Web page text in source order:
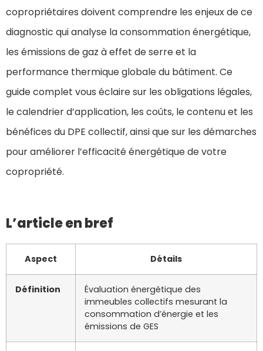
copropriétaires doivent comprendre les enjeux de ce
diagnostic qui analyse la consommation énergétique,
les émissions de gaz à effet de serre et la
performance thermique globale du bâtiment. Ce
guide complet vous éclaire sur les obligations légales,
le calendrier d’application, les coûts, le contenu et les
bénéfices du DPE collectif, ainsi que sur les démarches
pour améliorer l’efficacité énergétique de votre
copropriété.
L’article en bref
Aspect Détails
Définition
Évaluation énergétique des
immeubles collectifs mesurant la
consommation d’énergie et les
émissions de GES